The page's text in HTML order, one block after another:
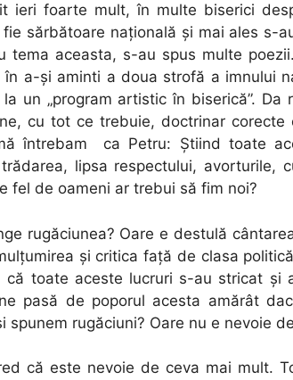
ieri foarte mult, în multe biserici
sărbătoare naţională şi mai ales s-
tema aceasta, s-au spus multe
în a-şi aminti a doua strofă a imnului
la un „program artistic în biserică”.
cu tot ce trebuie, doctrinar
întrebam ca Petru: Ştiind toate
lipsa respectului, avorturile,
fel de oameni ar trebui să fim noi?
rugăciunea? Oare e destulă
şi critica faţă de clasa
că toate aceste lucruri s-au stricat şi
pasă de poporul acesta amărât
spunem rugăciuni? Oare nu e nevoie
că este nevoie de ceva mai mult.